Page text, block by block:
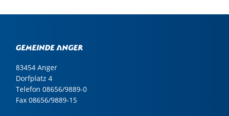
Gemeinde Anger
83454 Anger
Dorfplatz 4
Telefon 08656/9889-0
Fax 08656/9889-15